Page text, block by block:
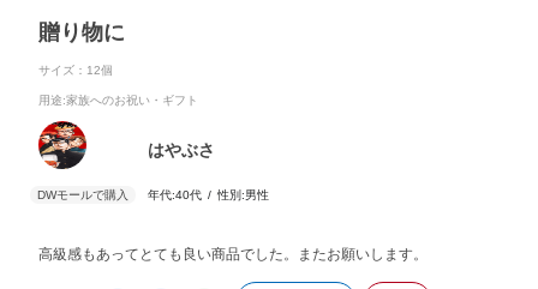
贈り物に
サイズ：12個
用途:家族へのお祝い・ギフト
はやぶさ
年代:40代 性別:男性
高級感もあってとても良い商品でした。またお願いします。